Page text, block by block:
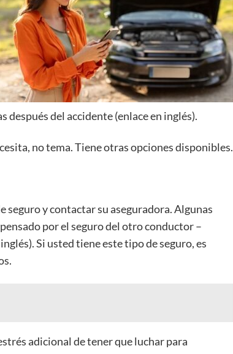
después del accidente (enlace en inglés).
no tema. Tiene otras opciones disponibles.
seguro y contactar su aseguradora. Algunas
por el seguro del otro conductor –
Si usted tiene este tipo de seguro, es
adicional de tener que luchar para